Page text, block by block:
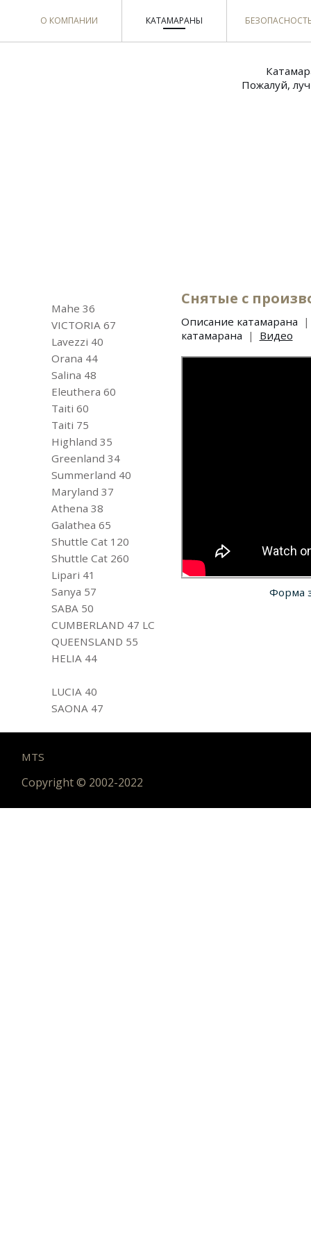
О КОМПАНИИ КАТАМАРАНЫ
Пожалуй,
Mahe 36
VICTORIA 67
Lavezzi 40
Orana 44
Salina 48
Eleuthera 60
Taiti 60
Taiti 75
Highland 35
Greenland 34
Summerland 40
Maryland 37
Athena 38
Galathea 65
Shuttle Cat 120
Shuttle Cat 260
Lipari 41
Sanya 57
SABA 50
CUMBERLAND 47 LC
QUEENSLAND 55
HELIA 44
LUCIA 40
SAONA 47
Снятые с
Описание катамарана |
катамарана | Видео
Форма
MTS
Copyright © 2002-2022